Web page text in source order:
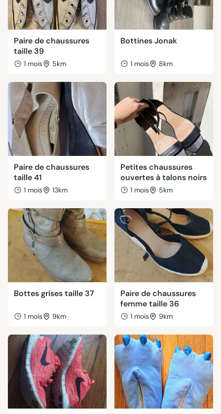
Paire de chaussures
taille 39
1 mois 5km
Bottines Jonak
1 mois 8km
Paire de chaussures
taille 41
1 mois 13km
Petites chaussures
ouvertes à talons noirs
1 mois 5km
Bottes grises taille 37
1 mois 9km
Paire de chaussures
femme taille 36
1 mois 9km